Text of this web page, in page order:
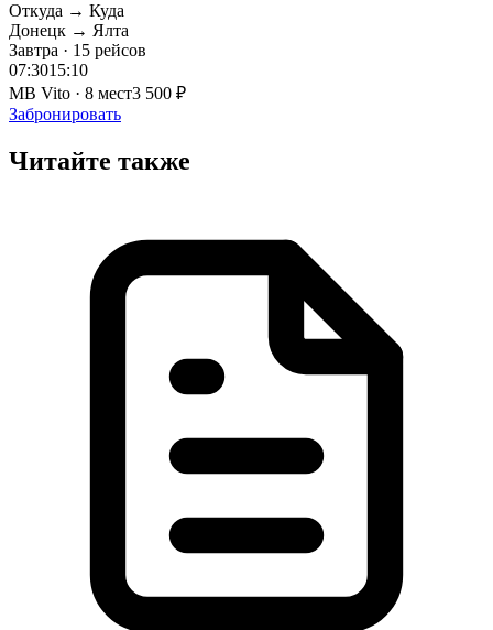
Откуда → Куда
Донецк → Ялта
Завтра · 15 рейсов
07:3015:10
MB Vito · 8 мест3 500 ₽
Забронировать
Читайте также